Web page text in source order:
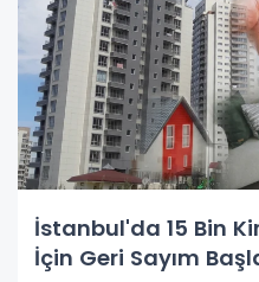
İstanbul'da 15 Bin
İçin Geri Sayım